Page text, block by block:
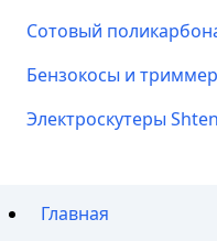
Сотовый
Бензокосы и
Электроскутеры
Главная